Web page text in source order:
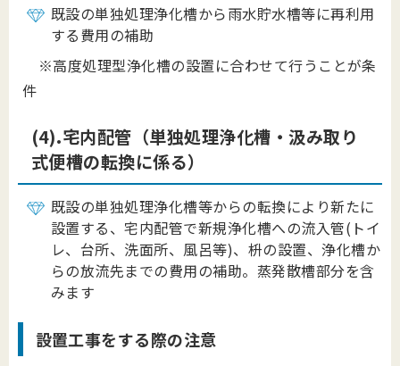
既設の単独処理浄化槽から雨水貯水槽等に再利用
する費用の補助
※高度処理型浄化槽の設置に合わせて行うことが条
件
(4).宅内配管（単独処理浄化槽・汲み取り
式便槽の転換に係る）
既設の単独処理浄化槽等からの転換により新たに
設置する、宅内配管で新規浄化槽への流入管(トイ
レ、台所、洗面所、風呂等)、枡の設置、浄化槽か
らの放流先までの費用の補助。蒸発散槽部分を含
みます
設置工事をする際の注意